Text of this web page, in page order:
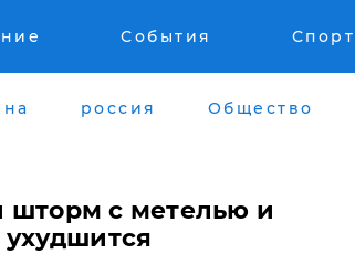
События Спорт
россия Общество
шторм с метелью и
ухудшится